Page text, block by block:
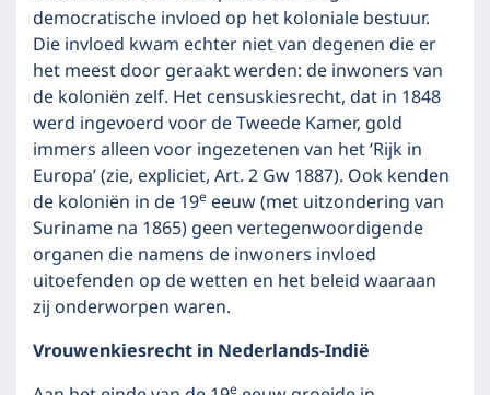
democratische invloed op het koloniale bestuur.
Die invloed kwam echter niet van degenen die er
het meest door geraakt werden: de inwoners van
de koloniën zelf. Het censuskiesrecht, dat in 1848
werd ingevoerd voor de Tweede Kamer, gold
immers alleen voor ingezetenen van het ‘Rijk in
Europa’ (zie, expliciet, Art. 2 Gw 1887). Ook kenden
de koloniën in de 19e eeuw (met uitzondering van
Suriname na 1865) geen vertegenwoordigende
organen die namens de inwoners invloed
uitoefenden op de wetten en het beleid waaraan
zij onderworpen waren.
Vrouwenkiesrecht in Nederlands-Indië
e